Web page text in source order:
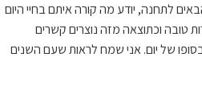
לתחנה, יודע מה קורה איתם בחיי היום
טובה וכתוצאה מזה נוצרים קשרים
של יום. אני שמח לראות שעם השנים